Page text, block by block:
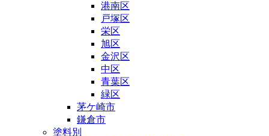
港南区
戸塚区
栄区
旭区
金沢区
中区
青葉区
緑区
茅ケ崎市
鎌倉市
塗料別